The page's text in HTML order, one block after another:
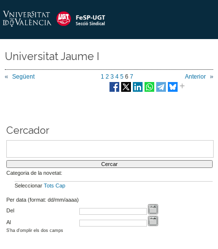
Universitat Jaume I
Següent Anterior
1 2 3 4 5 6 7
Cercador
Categoria de la novetat:
Seleccionar Tots Cap
Per data (format: dd/mm/aaaa)
Del
Al
S'ha d'omplir els dos camps